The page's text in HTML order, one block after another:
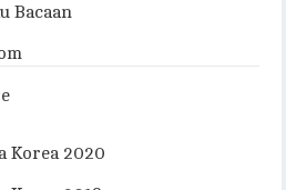
Bacaan
Korea 2020